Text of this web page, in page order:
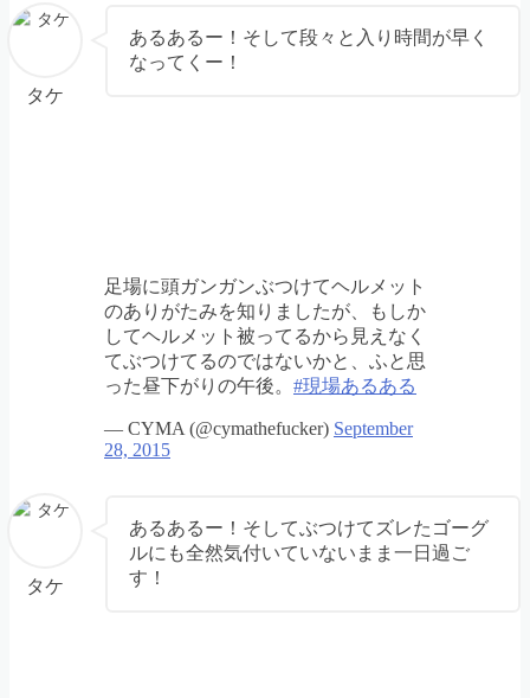
タケ
あるあるー！そして段々と入り時間が早く
なってくー！
足場に頭ガンガンぶつけてヘルメット
のありがたみを知りましたが、もしか
してヘルメット被ってるから見えなく
てぶつけてるのではないかと、ふと思
った昼下がりの午後。 #現場あるある
— CYMA (@cymathefucker) September
28, 2015
タケ
あるあるー！そしてぶつけてズレたゴーグ
ルにも全然気付いていないまま一日過ご
す！